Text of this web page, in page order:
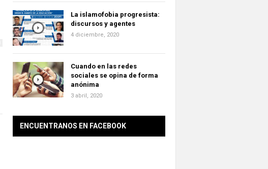
La islamofobia progresista:
discursos y agentes
4 diciembre, 2020
Cuando en las redes
sociales se opina de forma
anónima
3 abril, 2020
ENCUENTRANOS EN FACEBOOK